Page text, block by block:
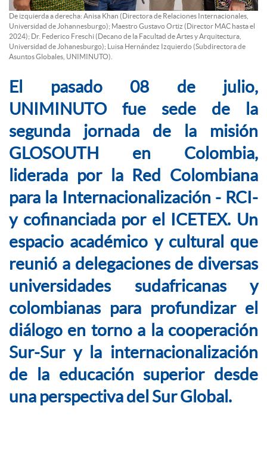
De izquierda a derecha: Anisa Khan (Directora de Relaciones Internacionales,
Universidad de Johannesburgo); Maestro Gustavo Ortiz (Director MAC hasta el
2024); Dr. Federico Freschi (Decano de la Facultad de Artes y Arquitectura,
Universidad de Johanesburgo); Luisa Hernández Izquierdo (Subdirectora de
Asuntos Globales, UNIMINUTO).
El pasado 08 de julio,
UNIMINUTO fue sede de la
segunda jornada de la misión
GLOSOUTH en Colombia,
liderada por la Red Colombiana
para la Internacionalización - RCI-
y cofinanciada por el ICETEX. Un
espacio académico y cultural que
reunió a delegaciones de diversas
universidades sudafricanas y
colombianas para profundizar el
diálogo en torno a la cooperación
Sur-Sur y la internacionalización
de la educación superior desde
una perspectiva del Sur Global.